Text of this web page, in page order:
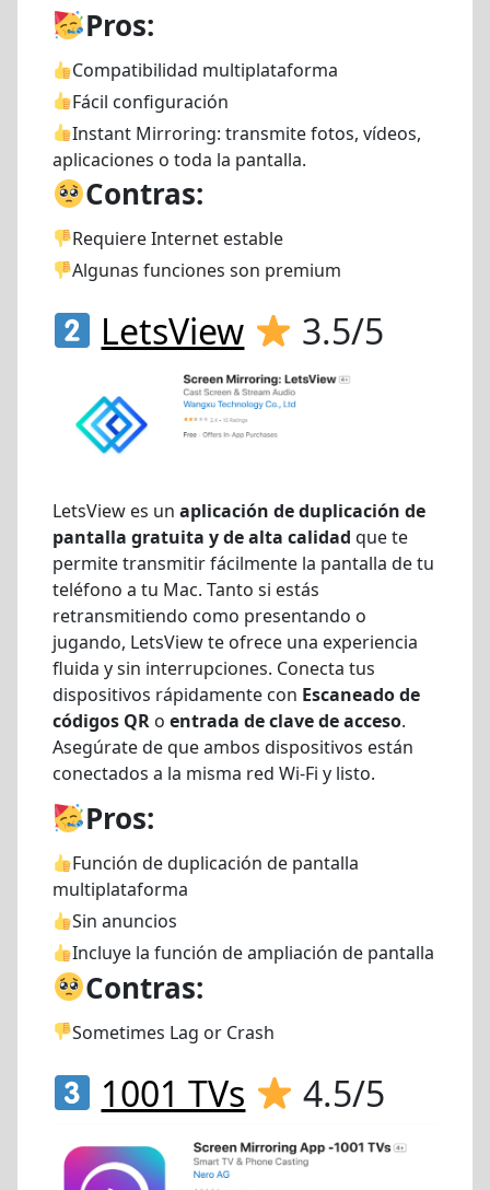
Pros:
Compatibilidad multiplataforma
Fácil configuración
Instant Mirroring: transmite fotos, vídeos,
aplicaciones o toda la pantalla.
Contras:
Requiere Internet estable
Algunas funciones son premium
LetsView 3.5/5
LetsView es un aplicación de duplicación de
pantalla gratuita y de alta calidad que te
permite transmitir fácilmente la pantalla de tu
teléfono a tu Mac. Tanto si estás
retransmitiendo como presentando o
jugando, LetsView te ofrece una experiencia
fluida y sin interrupciones. Conecta tus
dispositivos rápidamente con Escaneado de
códigos QR o entrada de clave de acceso.
Asegúrate de que ambos dispositivos están
conectados a la misma red Wi-Fi y listo.
Pros:
Función de duplicación de pantalla
multiplataforma
Sin anuncios
Incluye la función de ampliación de pantalla
Contras:
Sometimes Lag or Crash
1001 TVs 4.5/5